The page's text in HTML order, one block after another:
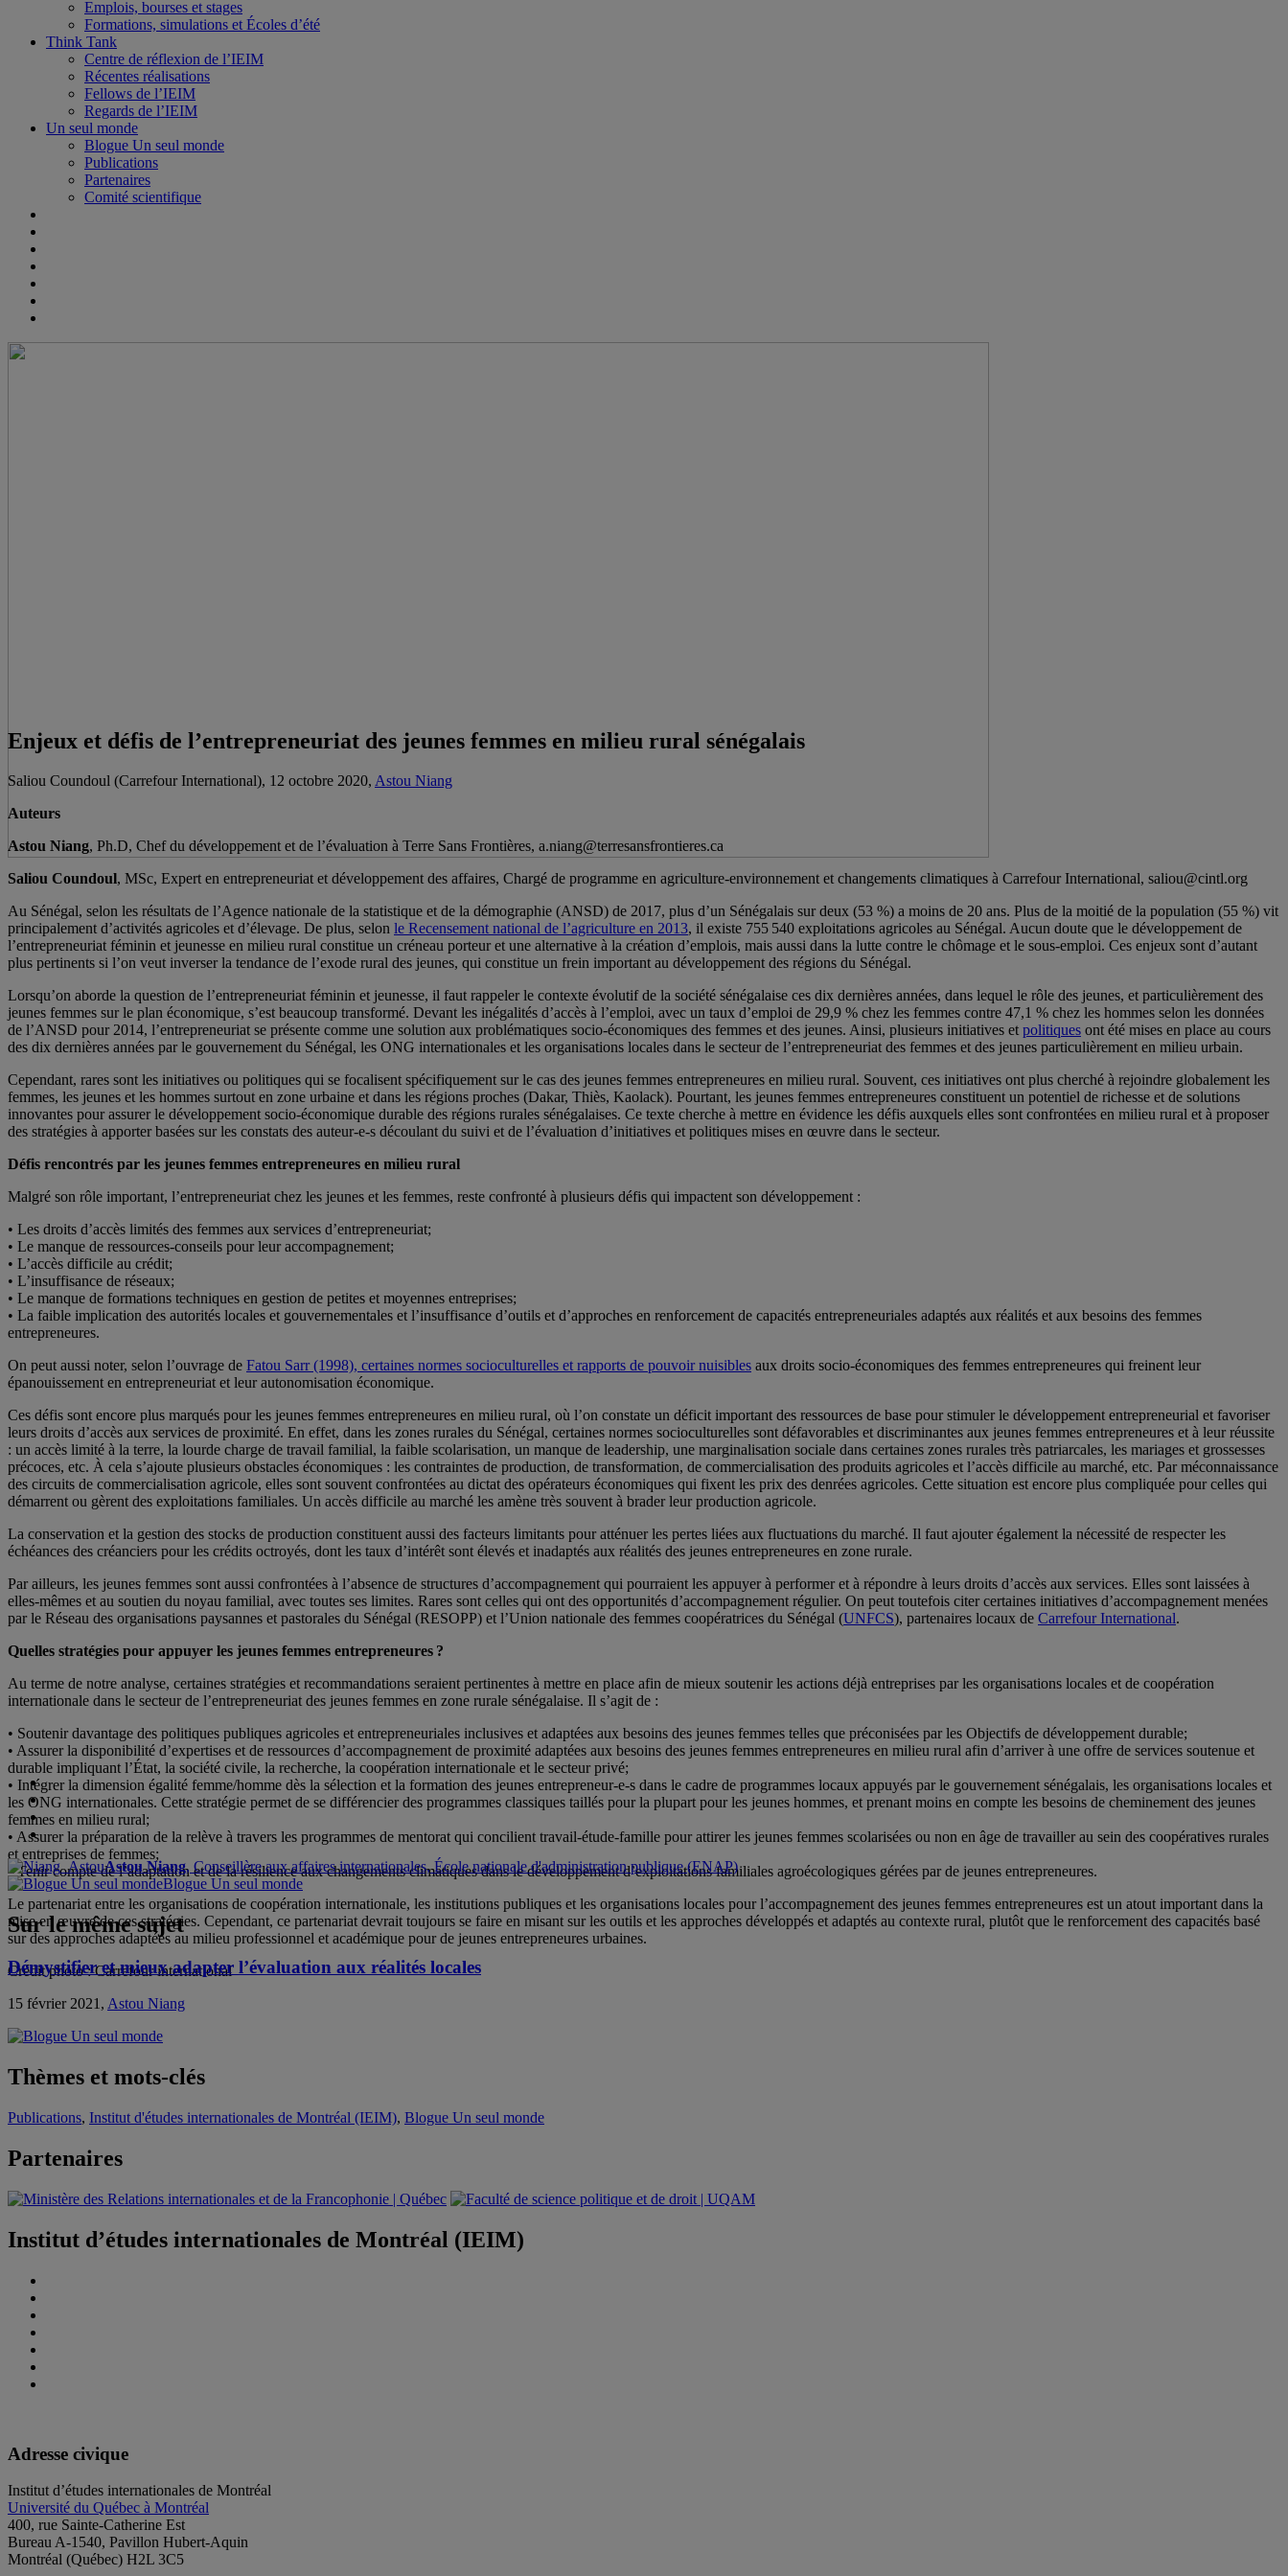
Emplois, bourses et stages
Formations, simulations et Écoles d’été
Think Tank
Centre de réflexion de l’IEIM
Récentes réalisations
Fellows de l’IEIM
Regards de l’IEIM
Un seul monde
Blogue Un seul monde
Publications
Partenaires
Comité scientifique
Enjeux et défis de l’entrepreneuriat des jeunes femmes en milieu rural sénégalais
Saliou Coundoul (Carrefour International), 12 octobre 2020, Astou Niang
Auteurs
Astou Niang, Ph.D, Chef du développement et de l’évaluation à Terre Sans Frontières, a.niang@terresansfrontieres.ca
Saliou Coundoul, MSc, Expert en entrepreneuriat et développement des affaires, Chargé de programme en agriculture-environnement et changements climatiques à Carrefour International, saliou@cintl.org
Au Sénégal, selon les résultats de l’Agence nationale de la statistique et de la démographie (ANSD) de 2017, plus d’un Sénégalais sur deux (53 %) a moins de 20 ans. Plus de la moitié de la population (55 %) vit
principalement d’activités agricoles et d’élevage. De plus, selon le Recensement national de l’agriculture en 2013, il existe 755 540 exploitations agricoles au Sénégal. Aucun doute que le développement de
l’entrepreneuriat féminin et jeunesse en milieu rural constitue un créneau porteur et une alternative à la création d’emplois, mais aussi dans la lutte contre le chômage et le sous-emploi. Ces enjeux sont d’autant
plus pertinents si l’on veut inverser la tendance de l’exode rural des jeunes, qui constitue un frein important au développement des régions du Sénégal.
Lorsqu’on aborde la question de l’entrepreneuriat féminin et jeunesse, il faut rappeler le contexte évolutif de la société sénégalaise ces dix dernières années, dans lequel le rôle des jeunes, et particulièrement des
jeunes femmes sur le plan économique, s’est beaucoup transformé. Devant les inégalités d’accès à l’emploi, avec un taux d’emploi de 29,9 % chez les femmes contre 47,1 % chez les hommes selon les données
de l’ANSD pour 2014, l’entrepreneuriat se présente comme une solution aux problématiques socio-économiques des femmes et des jeunes. Ainsi, plusieurs initiatives etpolitiques ont été mises en place au cours
des dix dernières années par le gouvernement du Sénégal, les ONG internationales et les organisations locales dans le secteur de l’entrepreneuriat des femmes et des jeunes particulièrement en milieu urbain.
Cependant, rares sont les initiatives ou politiques qui se focalisent spécifiquement sur le cas des jeunes femmes entrepreneures en milieu rural. Souvent, ces initiatives ont plus cherché à rejoindre globalement les
femmes, les jeunes et les hommes surtout en zone urbaine et dans les régions proches (Dakar, Thiès, Kaolack). Pourtant, les jeunes femmes entrepreneures constituent un potentiel de richesse et de solutions
innovantes pour assurer le développement socio-économique durable des régions rurales sénégalaises. Ce texte cherche à mettre en évidence les défis auxquels elles sont confrontées en milieu rural et à proposer
des stratégies à apporter basées sur les constats des auteur-e-s découlant du suivi et de l’évaluation d’initiatives et politiques mises en œuvre dans le secteur.
Défis rencontrés par les jeunes femmes entrepreneures en milieu rural
Malgré son rôle important, l’entrepreneuriat chez les jeunes et les femmes, reste confronté à plusieurs défis qui impactent son développement :
• Les droits d’accès limités des femmes aux services d’entrepreneuriat;
• Le manque de ressources-conseils pour leur accompagnement;
• L’accès difficile au crédit;
• L’insuffisance de réseaux;
• Le manque de formations techniques en gestion de petites et moyennes entreprises;
• La faible implication des autorités locales et gouvernementales et l’insuffisance d’outils et d’approches en renforcement de capacités entrepreneuriales adaptés aux réalités et aux besoins des femmes
entrepreneures.
On peut aussi noter, selon l’ouvrage de Fatou Sarr (1998), certaines normes socioculturelles et rapports de pouvoir nuisibles aux droits socio-économiques des femmes entrepreneures qui freinent leur
épanouissement en entrepreneuriat et leur autonomisation économique.
Ces défis sont encore plus marqués pour les jeunes femmes entrepreneures en milieu rural, où l’on constate un déficit important des ressources de base pour stimuler le développement entrepreneurial et favoriser
leurs droits d’accès aux services de proximité. En effet, dans les zones rurales du Sénégal, certaines normes socioculturelles sont défavorables et discriminantes aux jeunes femmes entrepreneures et à leur réussite
: un accès limité à la terre, la lourde charge de travail familial, la faible scolarisation, un manque de leadership, une marginalisation sociale dans certaines zones rurales très patriarcales, les mariages et grossesses
précoces, etc. À cela s’ajoute plusieurs obstacles économiques : les contraintes de production, de transformation, de commercialisation des produits agricoles et l’accès difficile au marché, etc. Par méconnaissance
des circuits de commercialisation agricole, elles sont souvent confrontées au dictat des opérateurs économiques qui fixent les prix des denrées agricoles. Cette situation est encore plus compliquée pour celles qui
démarrent ou gèrent des exploitations familiales. Un accès difficile au marché les amène très souvent à brader leur production agricole.
La conservation et la gestion des stocks de production constituent aussi des facteurs limitants pour atténuer les pertes liées aux fluctuations du marché. Il faut ajouter également la nécessité de respecter les
échéances des créanciers pour les crédits octroyés, dont les taux d’intérêt sont élevés et inadaptés aux réalités des jeunes entrepreneures en zone rurale.
Par ailleurs, les jeunes femmes sont aussi confrontées à l’absence de structures d’accompagnement qui pourraient les appuyer à performer et à répondre à leurs droits d’accès aux services. Elles sont laissées à
elles-mêmes et au soutien du noyau familial, avec toutes ses limites. Rares sont celles qui ont des opportunités d’accompagnement régulier. On peut toutefois citer certaines initiatives d’accompagnement menées
par le Réseau des organisations paysannes et pastorales du Sénégal (RESOPP) et l’Union nationale des femmes coopératrices du Sénégal (UNFCS), partenaires locaux de Carrefour International.
Quelles stratégies pour appuyer les jeunes femmes entrepreneures ?
Au terme de notre analyse, certaines stratégies et recommandations seraient pertinentes à mettre en place afin de mieux soutenir les actions déjà entreprises par les organisations locales et de coopération
internationale dans le secteur de l’entrepreneuriat des jeunes femmes en zone rurale sénégalaise. Il s’agit de :
• Soutenir davantage des politiques publiques agricoles et entrepreneuriales inclusives et adaptées aux besoins des jeunes femmes telles que préconisées par les Objectifs de développement durable;
• Assurer la disponibilité d’expertises et de ressources d’accompagnement de proximité adaptées aux besoins des jeunes femmes entrepreneures en milieu rural afin d’arriver à une offre de services soutenue et
durable impliquant l’État, la société civile, la recherche, la coopération internationale et le secteur privé;
• Intégrer la dimension égalité femme/homme dès la sélection et la formation des jeunes entrepreneur-e-s dans le cadre de programmes locaux appuyés par le gouvernement sénégalais, les organisations locales et
les ONG internationales. Cette stratégie permet de se différencier des programmes classiques taillés pour la plupart pour les jeunes hommes, et prenant moins en compte les besoins de cheminement des jeunes
femmes en milieu rural;
• Assurer la préparation de la relève à travers les programmes de mentorat qui concilient travail-étude-famille pour attirer les jeunes femmes scolarisées ou non en âge de travailler au sein des coopératives rurales
et entreprises de femmes;
• Tenir compte de l’adaptation et de la résilience aux changements climatiques dans le développement d’exploitations familiales agroécologiques gérées par de jeunes entrepreneures.
Le partenariat entre les organisations de coopération internationale, les institutions publiques et les organisations locales pour l’accompagnement des jeunes femmes entrepreneures est un atout important dans la
mise en œuvre de ces stratégies. Cependant, ce partenariat devrait toujours se faire en misant sur les outils et les approches développés et adaptés au contexte rural, plutôt que le renforcement des capacités basé
sur des approches adaptées au milieu professionnel et académique pour de jeunes entrepreneures urbaines.
Crédit photo : Carrefour international
Astou Niang, Conseillère aux affaires internationales, École nationale d'administration publique (ENAP)
Blogue Un seul monde
Sur le même sujet
Démystifier et mieux adapter l’évaluation aux réalités locales
15 février 2021, Astou Niang
Thèmes et mots-clés
Publications, Institut d'études internationales de Montréal (IEIM), Blogue Un seul monde
Partenaires
Institut d’études internationales de Montréal (IEIM)
Adresse civique
Institut d’études internationales de Montréal
Université du Québec à Montréal
400, rue Sainte-Catherine Est
Bureau A-1540, Pavillon Hubert-Aquin
Montréal (Québec) H2L 3C5